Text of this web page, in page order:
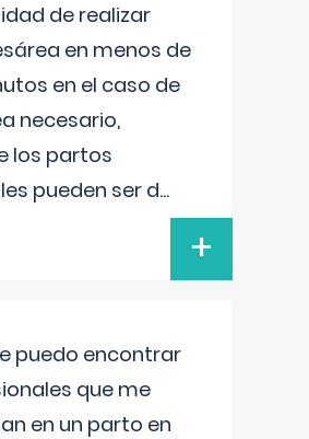
de realizar
en menos de
en el caso de
necesario,
los partos
pueden ser d...
+
puedo encontrar
que me
en un parto en